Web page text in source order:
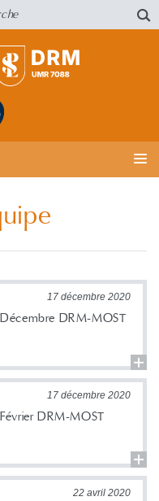
DRM-MOST
17 décembre 2020
DRM-MOST
17 décembre 2020
22 avril 2020